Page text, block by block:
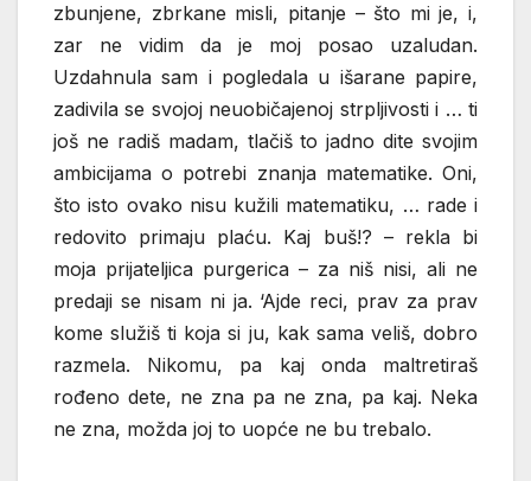
zbunjene, zbrkane misli, pitanje – što mi je, i,
zar ne vidim da je moj posao uzaludan.
Uzdahnula sam i pogledala u išarane papire,
zadivila se svojoj neuobičajenoj strpljivosti i … ti
još ne radiš madam, tlačiš to jadno dite svojim
ambicijama o potrebi znanja matematike. Oni,
što isto ovako nisu kužili matematiku, … rade i
redovito primaju plaću. Kaj buš!? – rekla bi
moja prijateljica purgerica – za niš nisi, ali ne
predaji se nisam ni ja. ‘Ajde reci, prav za prav
kome služiš ti koja si ju, kak sama veliš, dobro
razmela. Nikomu, pa kaj onda maltretiraš
rođeno dete, ne zna pa ne zna, pa kaj. Neka
ne zna, možda joj to uopće ne bu trebalo.